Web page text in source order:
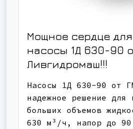
Мощное сердце
насосы 1Д 630-90
Ливгидромаш!!!
Насосы 1Д 630-90 от
надежное решение для
больших объемов
630 м³/ч, напор до